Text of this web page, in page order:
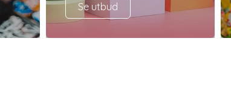
Se utbud